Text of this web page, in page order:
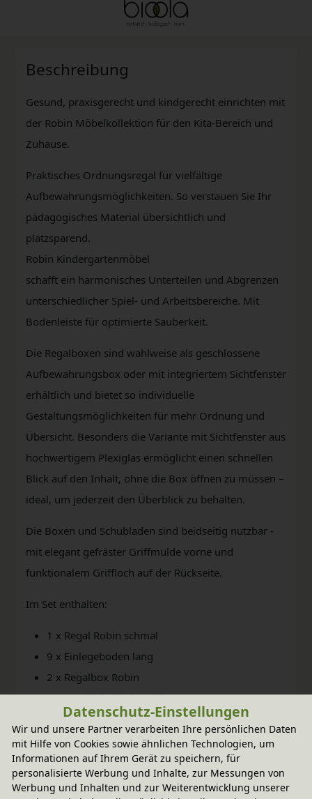
Beschreibung
Gesund, praxisgerecht und kindgerecht einrichten mit
der Robin Möbelkollektion für den Kita-Bereich und
Zuhause.
Praktisches Ordnungsregal für vielfältige
Aufbewahrungsmöglichkeiten. So verstauen Sie Ihr
pädagogisches Material übersichtlich und
platzsparend.
Robin Kindergartenmöbel
schafft ein harmonisches Unterteilen und Abgrenzen
unterschiedlicher Spiel- und Arbeitsbereiche. Mit
Bodenleiste für optimierte Sauberkeit.
Die Regalboxen sind wahlweise als geschlossene
Aufbewahrungsbox oder mit integriertem Sichtfenster
erhältlich und bietet so individuelle
Gestaltungsmöglichkeiten für mehr Ordnung und
Übersicht. Besonders die Variante mit Sichtfenster aus
hochwertigem Plexiglas ermöglicht einen schnellen
Blick auf den Inhalt, ohne die Box öffnen zu müssen –
ideal, um jederzeit den Überblick zu behalten.
Die Boxen und Schubladen sind beidseitig nutzbar -
mit elegant gefräster Griffmulde vorne und
funktionalem Griffloch auf der Rückseite.
Im Set enthalten:
1 x Regal Robin schmal
9 x Einlegeboden lang
2 x Regalbox Robin
8 x Regalschublade Robin
Außenmaße: H 82 x B 58 x T 37 cm, Regalbox: H 26 x
B 25 x T 36 cm, Regalschublade: H 8 x B 25 x T 36 cm
Naturholz aus nachhaltiger Forstwirtschaft. BioKinder
Möbel werden aus massivem Erlenholz (natur) und
Datenschutz-Einstellungen
Wir und unsere Partner verarbeiten Ihre persönlichen Daten
mit Hilfe von Cookies sowie ähnlichen Technologien, um
Informationen auf Ihrem Gerät zu speichern, für
personalisierte Werbung und Inhalte, zur Messungen von
Werbung und Inhalten und zur Weiterentwicklung unserer